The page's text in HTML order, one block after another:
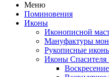
Меню
Поминовения
Иконы
Иконописной
Мануфактуры
Рукописные
Иконы Спасителя